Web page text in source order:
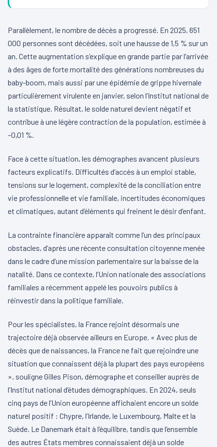
Parallèlement, le nombre de décès a progressé. En 2025, 651
000 personnes sont décédées, soit une hausse de 1,5 % sur un
an. Cette augmentation s’explique en grande partie par l’arrivée
à des âges de forte mortalité des générations nombreuses du
baby-boom, mais aussi par une épidémie de grippe hivernale
particulièrement virulente en janvier, selon l’Institut national de
la statistique. Résultat, le solde naturel devient négatif et
contribue à une légère contraction de la population, estimée à
–0,01 %.
Face à cette situation, les démographes avancent plusieurs
facteurs explicatifs. Difficultés d’accès à un emploi stable,
tensions sur le logement, complexité de la conciliation entre
vie professionnelle et vie familiale, incertitudes économiques
et climatiques, autant d’éléments qui freinent le désir d’enfant.
La contrainte financière apparaît comme l’un des principaux
obstacles, d’après une récente consultation citoyenne menée
dans le cadre d’une mission parlementaire sur la baisse de la
natalité. Dans ce contexte, l’Union nationale des associations
familiales a récemment appelé les pouvoirs publics à
réinvestir dans la politique familiale.
Pour les spécialistes, la France rejoint désormais une
trajectoire déjà observée ailleurs en Europe. « Avec plus de
décès que de naissances, la France ne fait que rejoindre une
situation que connaissent déjà la plupart des pays européens
», souligne Gilles Pison, démographe et conseiller auprès de
l’Institut national d’études démographiques. En 2024, seuls
cinq pays de l’Union européenne affichaient encore un solde
naturel positif : Chypre, l’Irlande, le Luxembourg, Malte et la
Suède. Le Danemark était à l’équilibre, tandis que l’ensemble
des autres États membres connaissaient déjà un solde